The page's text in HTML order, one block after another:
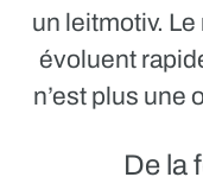
un leitmotiv.
évoluent
n’est plus une
De la